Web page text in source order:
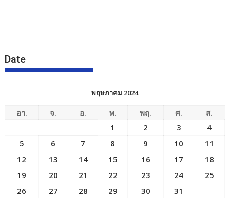
Date
พฤษภาคม 2024
อา. จ. อ. พ. พฤ. ศ.
ส.
1
2 3
4
5
6 7 8 9 10
11
12
13 14 15 16 17
18
19
20 21 22 23 24
25
26
27 28 29 30 31